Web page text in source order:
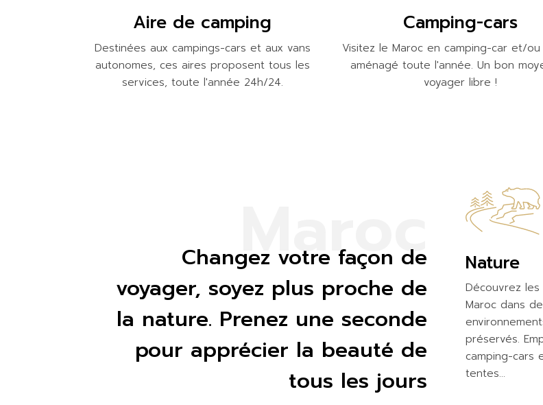
Aire de camping
Destinées aux campings-cars et aux vans
autonomes, ces aires proposent tous les
services, toute l'année 24h/24.
Camping-cars
Visitez le Maroc en camping-car et/
aménagé toute l'année. Un bon
voyager libre !
Maroc
Changez votre façon de
voyager, soyez plus proche de
la nature. Prenez une seconde
pour apprécier la beauté de
tous les jours
Nature
Découvrez les
Maroc dans
préservés.
camping-cars
tentes…